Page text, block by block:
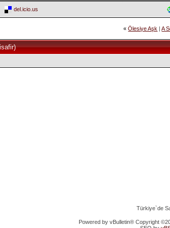
del.icio.us
« Ölesiye Aşk |A
Türkiye`de
Powered by vBulletin® Copyright